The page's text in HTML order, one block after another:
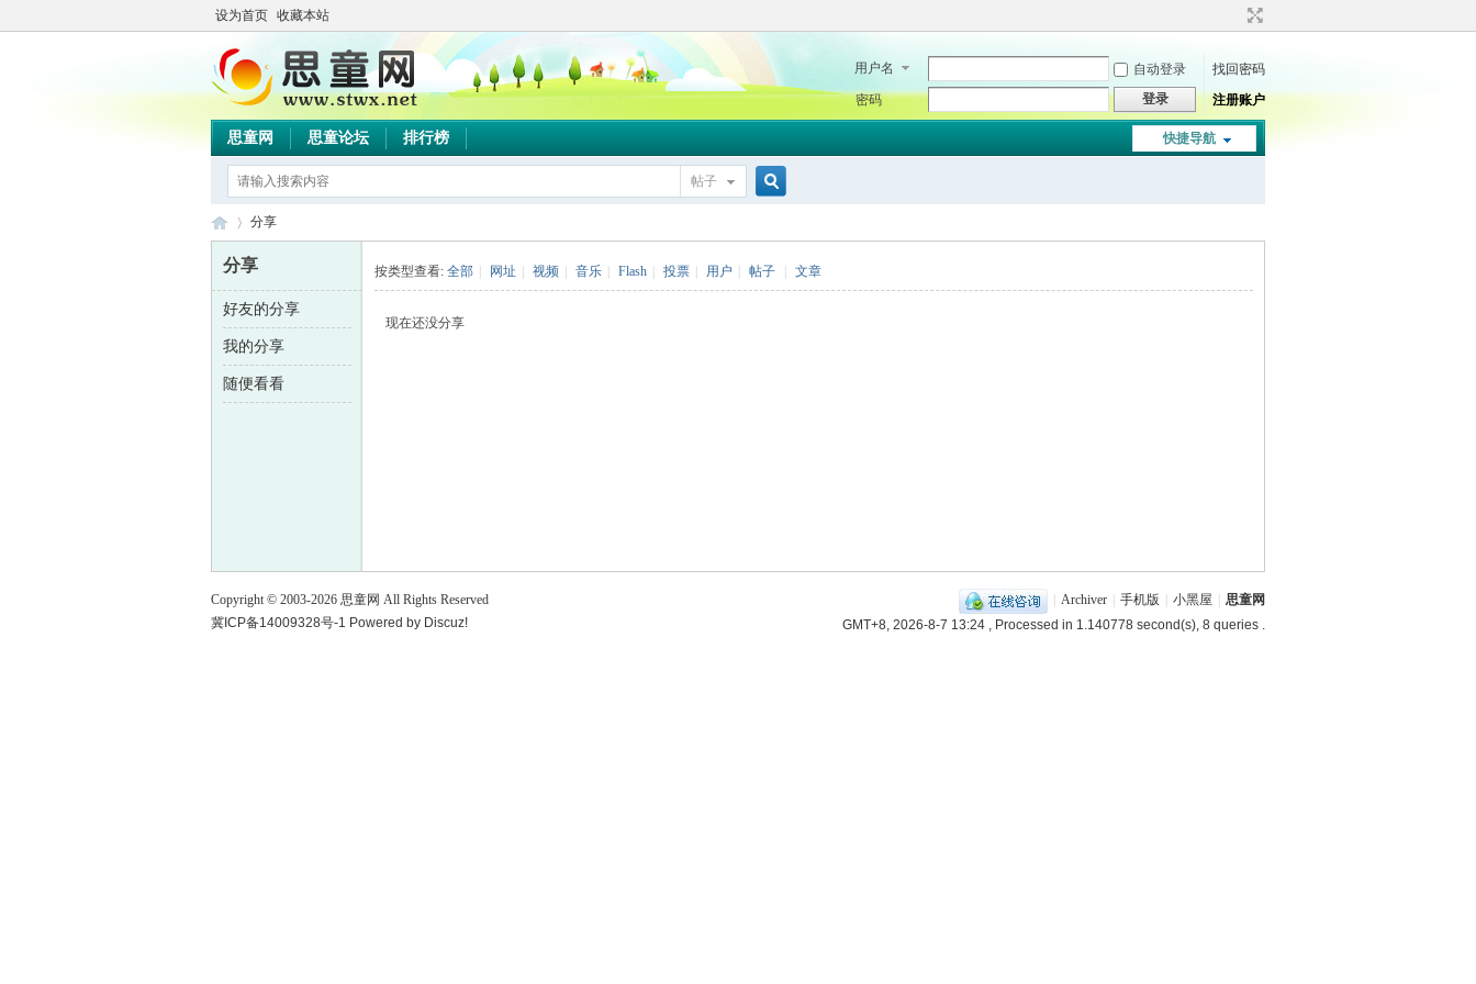
设为首页 收藏本站
用户名 自动登录
找回密码
密码
登录 注册账户
快捷导航
思童网 思童论坛 排行榜
帖子
思 ›
分享
分享
好友的分享
我的分享
随便看看
按类型查看: 全部 网址 视频 音乐 Flash 投票 用户 帖子 文章
现在还没分享
Archiver 手机版 小黑屋
思童网
GMT+8, 2026-8-7 13:24 , Processed in 1.140778 second(s), 8 queries .
Copyright © 2003-2026 思童网 All Rights Reserved
冀ICP备14009328号-1 Powered by Discuz!